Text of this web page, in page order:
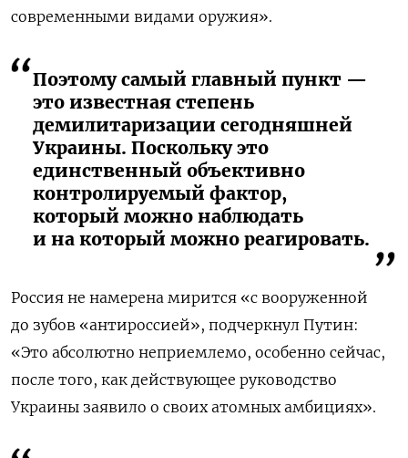
современными видами оружия».
Поэтому самый главный пункт —
это известная степень
демилитаризации сегодняшней
Украины. Поскольку это
единственный объективно
контролируемый фактор,
который можно наблюдать
и на который можно реагировать.
Россия не намерена мирится «с вооруженной
до зубов «антироссией», подчеркнул Путин:
«Это абсолютно неприемлемо, особенно сейчас,
после того, как действующее руководство
Украины заявило о своих атомных амбициях».